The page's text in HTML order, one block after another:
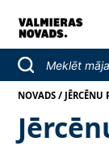
NOVADS / JĒRCĒNU